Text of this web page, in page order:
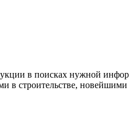
в поисках нужной
в строительстве,